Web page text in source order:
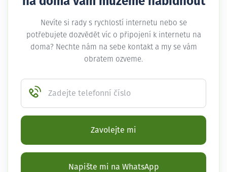
Nevíte si rady s rychlostí internetu nebo se
potřebujete dozvědět víc o připojení k internetu na
doma? Nechte nám na sebe kontakt a my se vám
obratem ozveme.
Zadejte telefonní číslo
Zavolejte mi
Napište mi na WhatsApp